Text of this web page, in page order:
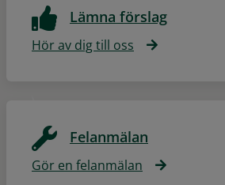
Lämna förslag
Hör av dig till oss
Felanmälan
Gör en felanmälan